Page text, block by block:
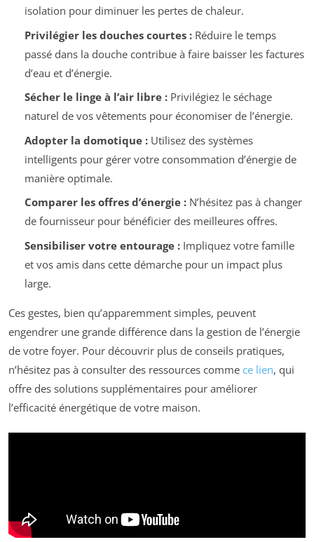
isolation pour diminuer les pertes de chaleur.
Privilégier les douches courtes :Réduire le temps
passé dans la douche contribue à faire baisser les factures
d’eau et d’énergie.
Sécher le linge à l’air libre :Privilégiez le séchage
naturel de vos vêtements pour économiser de l’énergie.
Adopter la domotique :Utilisez des systèmes
intelligents pour gérer votre consommation d’énergie de
manière optimale.
Comparer les offres d’énergie :N’hésitez pas à changer
de fournisseur pour bénéficier des meilleures offres.
Sensibiliser votre entourage :Impliquez votre famille
et vos amis dans cette démarche pour un impact plus
large.
Ces gestes, bien qu’apparemment simples, peuvent
engendrer une grande différence dans la gestion de l’énergie
de votre foyer. Pour découvrir plus de conseils pratiques,
n’hésitez pas à consulter des ressources comme ce lien, qui
offre des solutions supplémentaires pour améliorer
l’efficacité énergétique de votre maison.